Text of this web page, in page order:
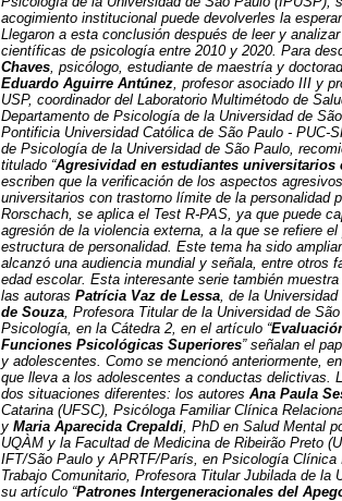
acogimiento institucional puede devolverles la
Llegaron a esta conclusión después de leer y
científicas de psicología entre 2010 y 2020. Para
Chaves, psicólogo, estudiante de maestría y
Eduardo Aguirre Antúnez, profesor asociado III y
USP, coordinador del Laboratorio Multimétodo de
Departamento de Psicología de la Universidad de
Pontificia Universidad Católica de São Paulo - PUC-
de Psicología de la Universidad de São Paulo,
titulado “Agresividad en estudiantes universitarios
escriben que la verificación de los aspectos
universitarios con trastorno límite de la personalidad
Rorschach, se aplica el Test R-PAS, ya que puede
agresión de la violencia externa, a la que se refiere
estructura de personalidad. Este tema ha sido
alcanzó una audiencia mundial y señala, entre otros
edad escolar. Esta interesante serie también
las autoras Patrícia Vaz de Lessa, de la
de Souza, Profesora Titular de la Universidad de
Psicología, en la Cátedra 2, en el artículo “
Funciones Psicológicas Superiores” señalan el
y adolescentes. Como se mencionó anteriormente,
que lleva a los adolescentes a conductas delictivas.
dos situaciones diferentes: los autores Ana Paula
Catarina (UFSC), Psicóloga Familiar Clínica
y Maria Aparecida Crepaldi, PhD en Salud Mental
UQÀM y la Facultad de Medicina de Ribeirão Preto
IFT/São Paulo y APRTF/París, en Psicología
Trabajo Comunitario, Profesora Titular Jubilada de
su artículo “Patrones Intergeneracionales del